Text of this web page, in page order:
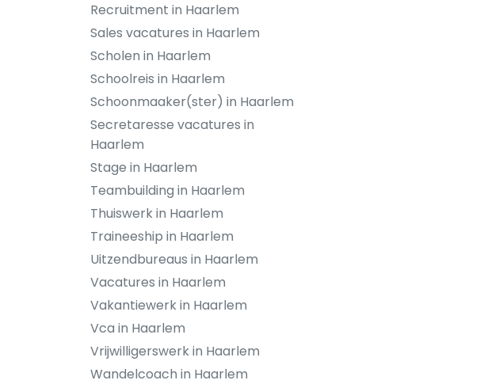
Recruitment in Haarlem
Sales vacatures in Haarlem
Scholen in Haarlem
Schoolreis in Haarlem
Schoonmaaker(ster) in Haarlem
Secretaresse vacatures in
Haarlem
Stage in Haarlem
Teambuilding in Haarlem
Thuiswerk in Haarlem
Traineeship in Haarlem
Uitzendbureaus in Haarlem
Vacatures in Haarlem
Vakantiewerk in Haarlem
Vca in Haarlem
Vrijwilligerswerk in Haarlem
Wandelcoach in Haarlem